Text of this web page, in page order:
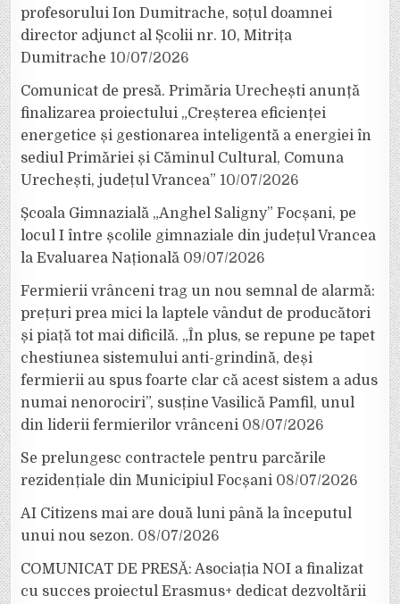
profesorului Ion Dumitrache, soțul doamnei
director adjunct al Școlii nr. 10, Mitrița
Dumitrache 10/07/2026
Comunicat de presă. Primăria Urechești anunță
finalizarea proiectului „Creșterea eficienței
energetice și gestionarea inteligentă a energiei în
sediul Primăriei și Căminul Cultural, Comuna
Urechești, județul Vrancea” 10/07/2026
Școala Gimnazială „Anghel Saligny” Focșani, pe
locul I între școlile gimnaziale din județul Vrancea
la Evaluarea Națională 09/07/2026
Fermierii vrânceni trag un nou semnal de alarmă:
prețuri prea mici la laptele vândut de producători
și piață tot mai dificilă. „În plus, se repune pe tapet
chestiunea sistemului anti-grindină, deși
fermierii au spus foarte clar că acest sistem a adus
numai nenorociri”, susține Vasilică Pamfil, unul
din liderii fermierilor vrânceni 08/07/2026
Se prelungesc contractele pentru parcările
rezidențiale din Municipiul Focșani 08/07/2026
AI Citizens mai are două luni până la începutul
unui nou sezon. 08/07/2026
COMUNICAT DE PRESĂ: Asociația NOI a finalizat
cu succes proiectul Erasmus+ dedicat dezvoltării